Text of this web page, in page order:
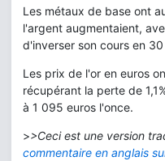
Les métaux de base ont
l'argent augmentaient,
d'inverser son cours en
Les prix de l'or en euros
récupérant la perte de
à 1 095 euros l'once.
>>Ceci est une version
commentaire en anglais